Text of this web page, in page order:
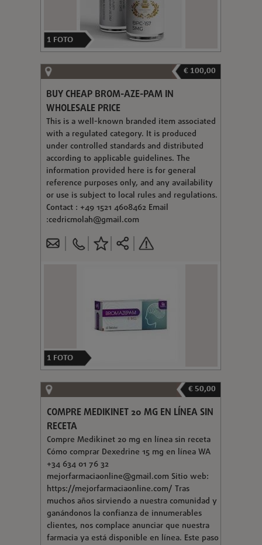
1 FOTO
€ 100,00
BUY CHEAP BROM-AZE-PAM IN
WHOLESALE PRICE
This is a well-known branded item associated
with a regulated category. It is produced
under controlled standards and distributed
according to applicable guidelines. The
information provided here is for general
reference purposes only, and any availability
or use is subject to local rules and regulations.
Contact : +49 1521 4608462 Email
:cedricmolah@gmail.com
1 FOTO
€ 50,00
COMPRE MEDIKINET 20 MG EN LÍNEA SIN
RECETA
Compre Medikinet 20 mg en línea sin receta
Cómo comprar Dexedrine 15 mg en línea WA
+34 634 01 76 32
mejorfarmaciaonline@gmail.com Sitio web:
https://mejorfarmaciaonline.com/ Tras
muchos años sirviendo a nuestra comunidad y
ganándonos la confianza de innumerables
clientes, nos complace anunciar que nuestra
farmacia ya está disponible en línea. Este paso